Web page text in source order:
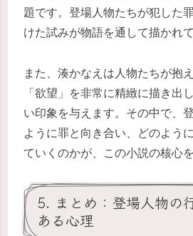
題です。登場人物たちが犯した
けた試みが物語を通して描かれて
また、湊かなえは人物たちが抱
「欲望」を非常に精緻に描き出
い印象を与えます。その中で、
ように罪と向き合い、どのよう
ていくのかが、この小説の核心
5. まとめ：登場人物の
ある心理